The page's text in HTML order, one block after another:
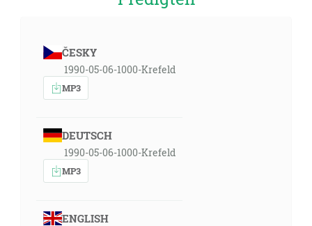
ČESKY
1990-05-06-1000-Krefeld
MP3
DEUTSCH
1990-05-06-1000-Krefeld
MP3
ENGLISH